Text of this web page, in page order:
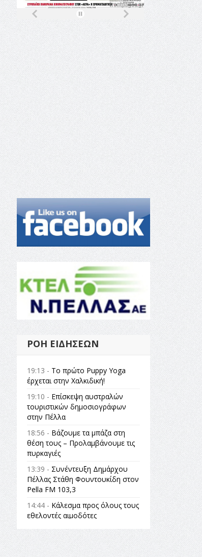
ΡΟΉ ΕΙΔΉΣΕΩΝ
19:13 - Το πρώτο Puppy Yoga
έρχεται στην Χαλκιδική!
19:10 - Επίσκεψη αυστραλών
τουριστικών δημοσιογράφων
στην Πέλλα
18:56 - Βάζουμε τα μπάζα στη
θέση τους – Προλαμβάνουμε τις
πυρκαγιές
13:39 - Συνέντευξη Δημάρχου
Πέλλας Στάθη Φουντουκίδη στον
Pella FM 103,3
14:44 - Κάλεσμα προς όλους τους
εθελοντές αιμοδότες
14:23 -Όλη η Ελλάδα ένας
πολιτισμός Μουσική
εγκατάσταση Πόλεμος και